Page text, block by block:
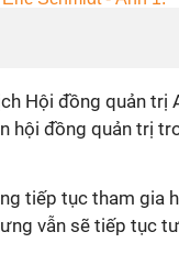
Hội đồng quản trị
hội đồng quản trị
tiếp tục tham gia
vẫn sẽ tiếp tục